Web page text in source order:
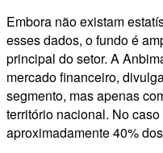
Embora não existam
esses dados, o fundo é
principal do setor. A
mercado financeiro,
segmento, mas apenas
território nacional. No
aproximadamente 40%